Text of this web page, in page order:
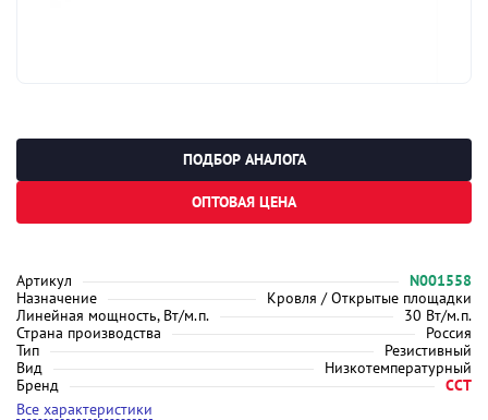
Артикул
N001558
Назначение
Кровля / Открытые площадки
Линейная мощность, Вт/м.п.
30 Вт/м.п.
Страна производства
Россия
Тип
Резистивный
Вид
Низкотемпературный
Бренд
ССТ
Все характеристики
ПОДБОР АНАЛОГА
ОПТОВАЯ ЦЕНА